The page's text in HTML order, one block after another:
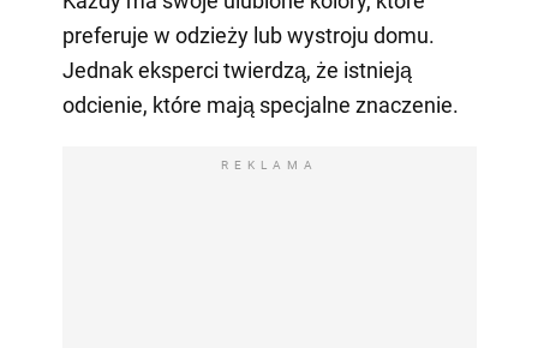
preferuje w odzieży lub wystroju domu.
Jednak eksperci twierdzą, że istnieją
odcienie, które mają specjalne znaczenie.
REKLAMA